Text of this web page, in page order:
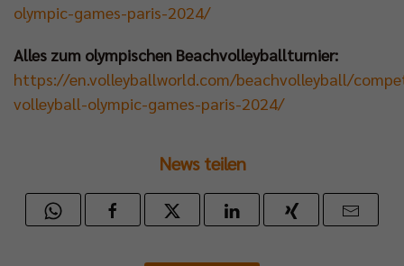
olympic-games-paris-2024/
Alles zum olympischen Beachvolleyballturnier:
https://en.volleyballworld.com/beachvolleyball/
volleyball-olympic-games-paris-2024/
News teilen